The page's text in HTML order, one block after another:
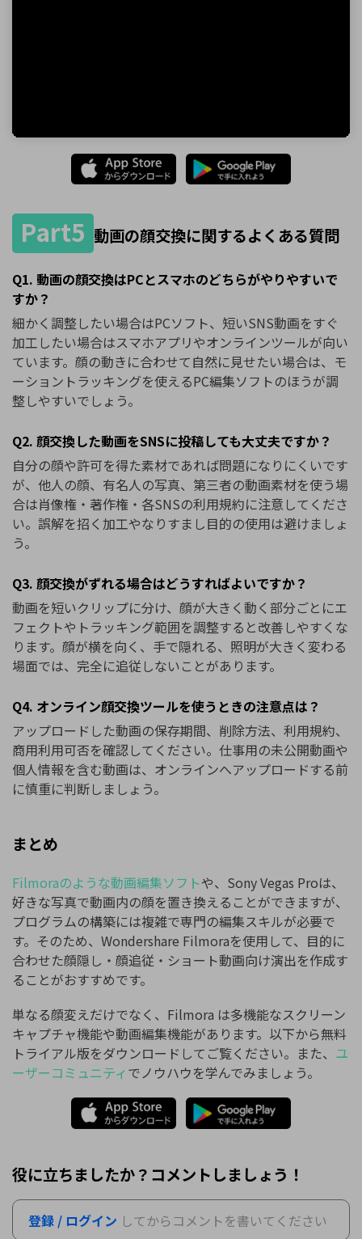
Part5 動画の顔交換に関するよくある質問
Q1. 動画の顔交換はPCとスマホのどちらがやりやすいで
すか？
細かく調整したい場合はPCソフト、短いSNS動画をすぐ
加工したい場合はスマホアプリやオンラインツールが向い
ています。顔の動きに合わせて自然に見せたい場合は、モ
ーショントラッキングを使えるPC編集ソフトのほうが調
整しやすいでしょう。
Q2. 顔交換した動画をSNSに投稿しても大丈夫ですか？
自分の顔や許可を得た素材であれば問題になりにくいです
が、他人の顔、有名人の写真、第三者の動画素材を使う場
合は肖像権・著作権・各SNSの利用規約に注意してくださ
い。誤解を招く加工やなりすまし目的の使用は避けましょ
う。
Q3. 顔交換がずれる場合はどうすればよいですか？
動画を短いクリップに分け、顔が大きく動く部分ごとにエ
フェクトやトラッキング範囲を調整すると改善しやすくな
ります。顔が横を向く、手で隠れる、照明が大きく変わる
場面では、完全に追従しないことがあります。
Q4. オンライン顔交換ツールを使うときの注意点は？
アップロードした動画の保存期間、削除方法、利用規約、
商用利用可否を確認してください。仕事用の未公開動画や
個人情報を含む動画は、オンラインへアップロードする前
に慎重に判断しましょう。
まとめ
Filmoraのような動画編集ソフトや、Sony Vegas Proは、
好きな写真で動画内の顔を置き換えることができますが、
プログラムの構築には複雑で専門の編集スキルが必要で
す。そのため、Wondershare Filmoraを使用して、目的に
合わせた顔隠し・顔追従・ショート動画向け演出を作成す
ることがおすすめです。
単なる顔変えだけでなく、Filmora は多機能なスクリーン
キャプチャ機能や動画編集機能があります。以下から無料
トライアル版をダウンロードしてご覧ください。また、 ユ
ーザーコミュニティでノウハウを学んでみましょう。
役に立ちましたか？コメントしましょう！
登録 / ログイン してからコメントを書いてください